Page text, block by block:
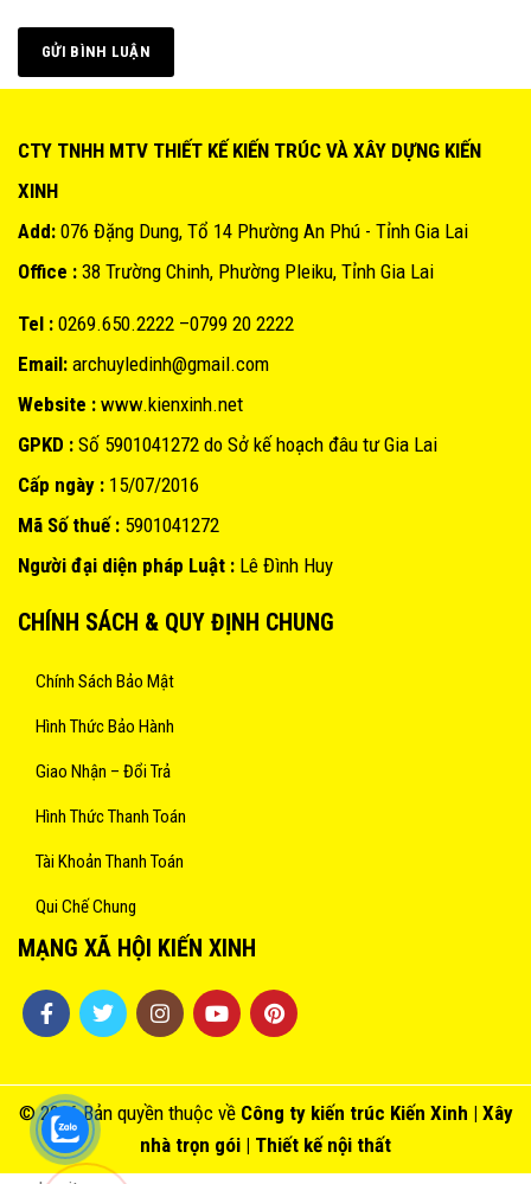
CTY TNHH MTV THIẾT KẾ KIẾN TRÚC VÀ XÂY DỰNG KIẾN
XINH
Add: 076 Đặng Dung, Tổ 14 Phường An Phú - Tỉnh Gia Lai
Office : 38 Trường Chinh, Phường Pleiku, Tỉnh Gia Lai
Tel : 0269.650.2222 –0799 20 2222
Email: archuyledinh@gmail.com
Website : www.kienxinh.net
GPKD : Số 5901041272 do Sở kế hoạch đâu tư Gia Lai
Cấp ngày : 15/07/2016
Mã Số thuế : 5901041272
Người đại diện pháp Luật : Lê Đình Huy
CHÍNH SÁCH & QUY ĐỊNH CHUNG
Chính Sách Bảo Mật
Hình Thức Bảo Hành
Giao Nhận – Đổi Trả
Hình Thức Thanh Toán
Tài Khoản Thanh Toán
Qui Chế Chung
MẠNG XÃ HỘI KIẾN XINH
© 2016 Bản quyền thuộc về Công ty kiến trúc Kiến Xinh | Xây
nhà trọn gói | Thiết kế nội thất